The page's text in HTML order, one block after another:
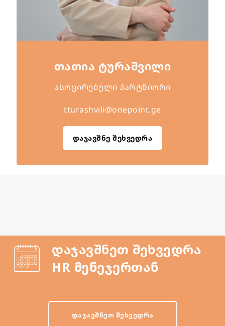
თათია ტურაშვილი
ასოცირებული პარტნიორი
tturashvili@onepoint.ge
დაჯავშნე შეხვედრა
დაჯავშნეთ შეხვედრა
HR მენეჯერთან
ᲓᲐᲯᲐᲕᲨᲜᲔᲗ ᲨᲔᲮᲕᲔᲓᲠᲐ